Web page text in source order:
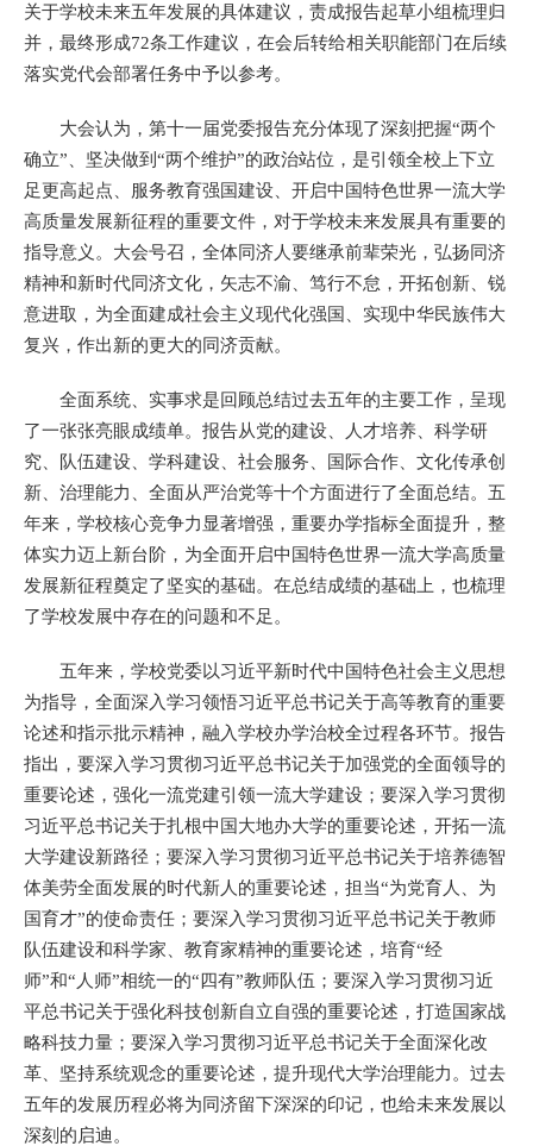
关于学校未来五年发展的具体建议，责成报告起草小组梳理归
并，最终形成72条工作建议，在会后转给相关职能部门在后续
落实党代会部署任务中予以参考。
大会认为，第十一届党委报告充分体现了深刻把握“两个
确立”、坚决做到“两个维护”的政治站位，是引领全校上下立
足更高起点、服务教育强国建设、开启中国特色世界一流大学
高质量发展新征程的重要文件，对于学校未来发展具有重要的
指导意义。大会号召，全体同济人要继承前辈荣光，弘扬同济
精神和新时代同济文化，矢志不渝、笃行不怠，开拓创新、锐
意进取，为全面建成社会主义现代化强国、实现中华民族伟大
复兴，作出新的更大的同济贡献。
全面系统、实事求是回顾总结过去五年的主要工作，呈现
了一张张亮眼成绩单。报告从党的建设、人才培养、科学研
究、队伍建设、学科建设、社会服务、国际合作、文化传承创
新、治理能力、全面从严治党等十个方面进行了全面总结。五
年来，学校核心竞争力显著增强，重要办学指标全面提升，整
体实力迈上新台阶，为全面开启中国特色世界一流大学高质量
发展新征程奠定了坚实的基础。在总结成绩的基础上，也梳理
了学校发展中存在的问题和不足。
五年来，学校党委以习近平新时代中国特色社会主义思想
为指导，全面深入学习领悟习近平总书记关于高等教育的重要
论述和指示批示精神，融入学校办学治校全过程各环节。报告
指出，要深入学习贯彻习近平总书记关于加强党的全面领导的
重要论述，强化一流党建引领一流大学建设；要深入学习贯彻
习近平总书记关于扎根中国大地办大学的重要论述，开拓一流
大学建设新路径；要深入学习贯彻习近平总书记关于培养德智
体美劳全面发展的时代新人的重要论述，担当“为党育人、为
国育才”的使命责任；要深入学习贯彻习近平总书记关于教师
队伍建设和科学家、教育家精神的重要论述，培育“经
师”和“人师”相统一的“四有”教师队伍；要深入学习贯彻习近
平总书记关于强化科技创新自立自强的重要论述，打造国家战
略科技力量；要深入学习贯彻习近平总书记关于全面深化改
革、坚持系统观念的重要论述，提升现代大学治理能力。过去
五年的发展历程必将为同济留下深深的印记，也给未来发展以
深刻的启迪。